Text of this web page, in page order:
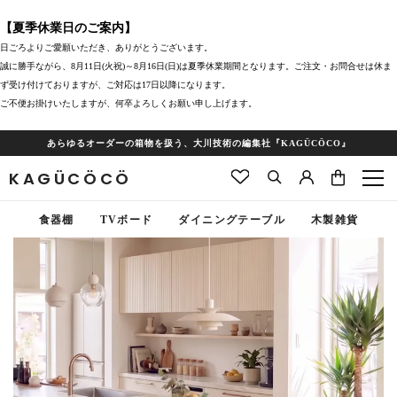
【夏季休業日のご案内】
日ごろよりご愛願いただき、ありがとうございます。
誠に勝手ながら、8月11日(火祝)～8月16日(日)は夏季休業期間となります。ご注文・お問合せは休ま
ず受け付けておりますが、ご対応は17日以降になります。
ご不便お掛けいたしますが、何卒よろしくお願い申し上げます。
あらゆるオーダーの箱物を扱う、大川技術の編集社『KAGÜCÖCO』
KAGÜCÖCÖ
食器棚 TVボード ダイニングテーブル 木製雑貨